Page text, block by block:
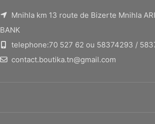
Mnihla km 13 route de Bizerte Mnihla
BANK
telephone:70 527 62 ou 58374293 /
contact.boutika.tn@gmail.com